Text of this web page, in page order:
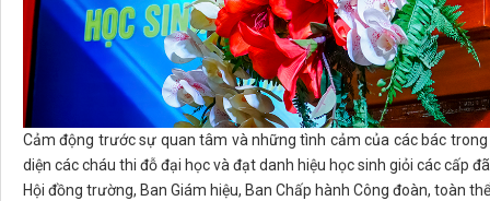
Cảm động trước sự quan tâm và những tình cảm của các bác
diện các cháu thi đỗ đại học và đạt danh hiệu học sinh giỏi các cấp
Hội đồng trường, Ban Giám hiệu, Ban Chấp hành Công đoàn, toàn